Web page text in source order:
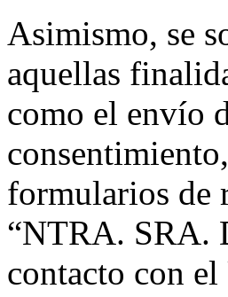
Asimismo, se
aquellas
como el envío
formularios de
“NTRA. SRA.
contacto con